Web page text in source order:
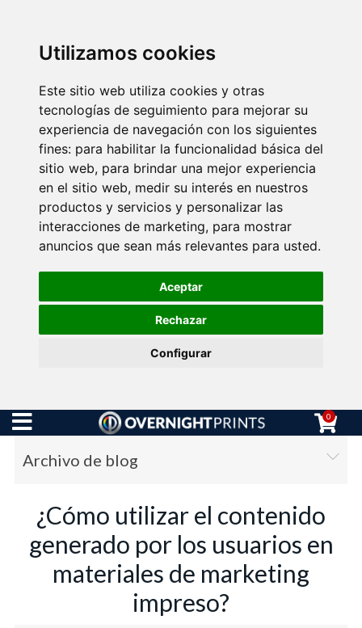
Utilizamos cookies
Este sitio web utiliza cookies y otras
tecnologías de seguimiento para mejorar su
experiencia de navegación con los siguientes
fines: para habilitar la funcionalidad básica del
sitio web, para brindar una mejor experiencia
en el sitio web, medir su interés en nuestros
productos y servicios y personalizar las
interacciones de marketing, para mostrar
anuncios que sean más relevantes para usted.
Aceptar
Rechazar
Configurar
0
Archivo de blog
¿Cómo utilizar el contenido
generado por los usuarios en
materiales de marketing
impreso?